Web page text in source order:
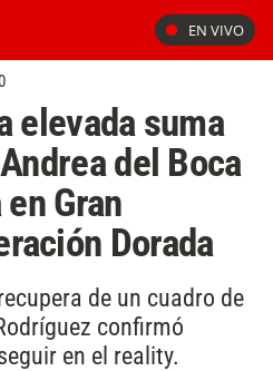
EN VIVO
elevada suma
del Boca
Gran
Dorada
de un cuadro de
confirmó
en el reality.